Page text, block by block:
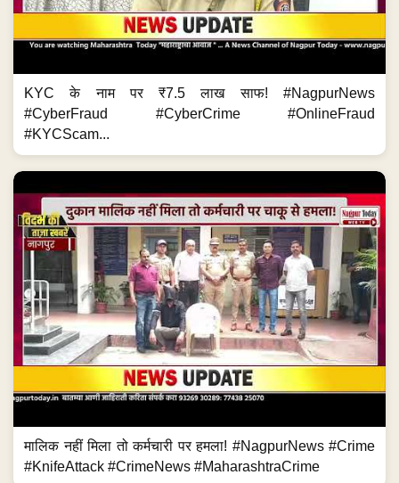
KYC के नाम पर ₹7.5 लाख साफ! #NagpurNews
#CyberFraud #CyberCrime #OnlineFraud
#KYCScam...
मालिक नहीं मिला तो कर्मचारी पर हमला! #NagpurNews #Crime
#KnifeAttack #CrimeNews #MaharashtraCrime